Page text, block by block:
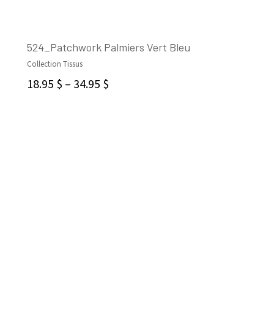
524_Patchwork Palmiers Vert Bleu
Collection Tissus
18.95 $ – 34.95 $